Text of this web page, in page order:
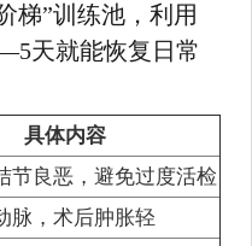
梯”训练池，利用
天就能恢复日常
具体内容
节良恶，避免过度活检
脉，术后肿胀轻